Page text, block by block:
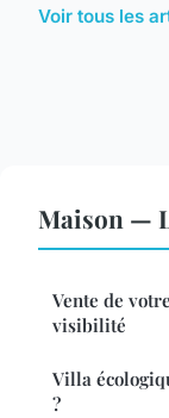
Voir tous les
Maison —
Vente de
visibilité
Villa
?